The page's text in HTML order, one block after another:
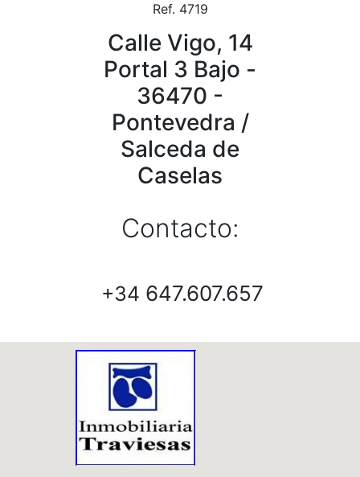
Ref. 4719
Calle Vigo, 14
Portal 3 Bajo -
36470 -
Pontevedra /
Salceda de
Caselas
Contacto:
+34 647.607.657